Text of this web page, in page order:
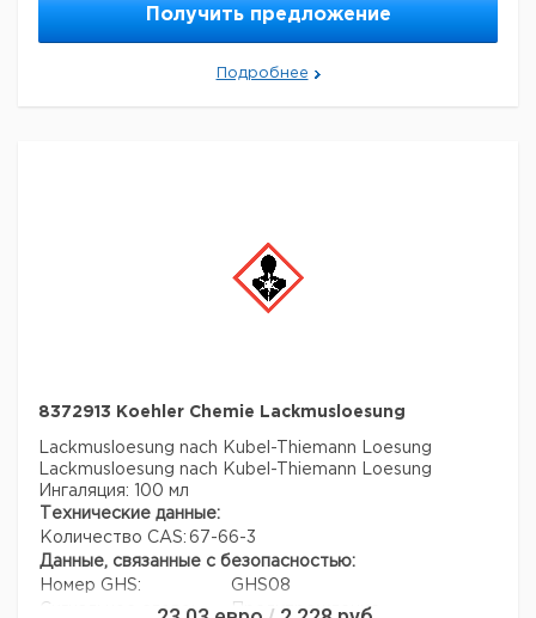
Получить предложение
Подробнее
8372913 Koehler Chemie Lackmusloesung
Lackmusloesung nach Kubel-Thiemann Loesung
Lackmusloesung nach Kubel-Thiemann Loesung
Ингаляция: 100 мл
Технические данные:
Количество CAS: 67-66-3
Данные, связанные с безопасностью:
Номер GHS:
GHS08
Сигнальное слово:
Предупреждение